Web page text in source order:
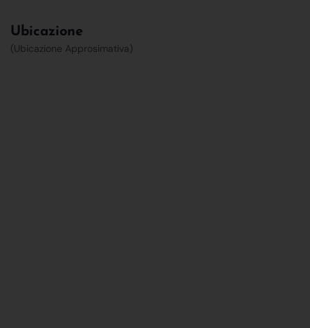
Ubicazione
(Ubicazione Approsimativa)